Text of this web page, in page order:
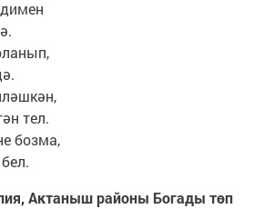
тел.
бозма,
Актаныш районы Богады төп